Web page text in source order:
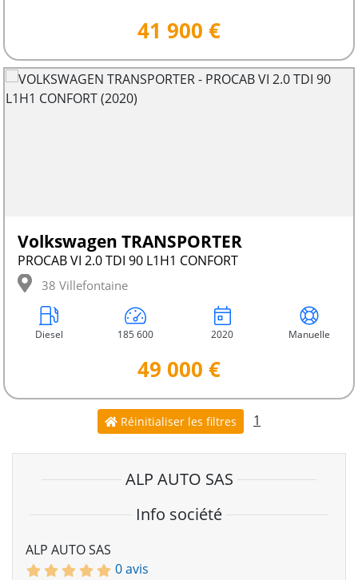
41 900 €
Volkswagen TRANSPORTER
PROCAB VI 2.0 TDI 90 L1H1 CONFORT
38 Villefontaine
Diesel 185 600 2020 Manuelle
49 000 €
Réinitialiser les filtres 1
ALP AUTO SAS
Info société
ALP AUTO SAS
0 avis